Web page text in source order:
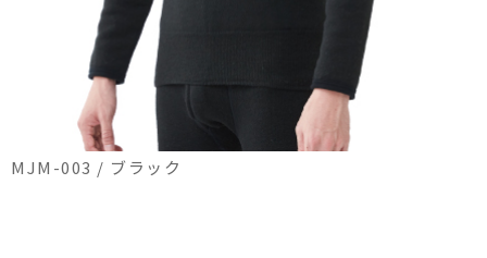
MJM-003 / ブラック